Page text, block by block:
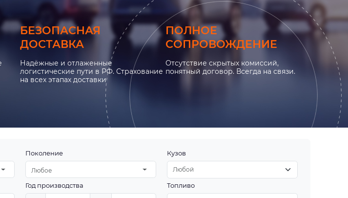
БЕЗОПАСНАЯ
ДОСТАВКА
Надёжные и отлаженные
логистические пути в РФ. Страхование
на всех этапах доставки
ПОЛНОЕ
СОПРОВОЖДЕНИЕ
Отсутствие скрытых комиссий,
понятный договор. Всегда на связи.
Поколение
Любое
Кузов
Год производства Топливо